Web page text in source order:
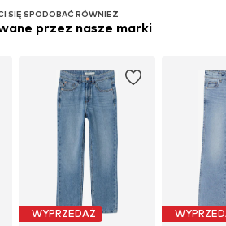
SIĘ SPODOBAĆ RÓWNIEŻ
przez nasze marki
WYPRZEDAŻ